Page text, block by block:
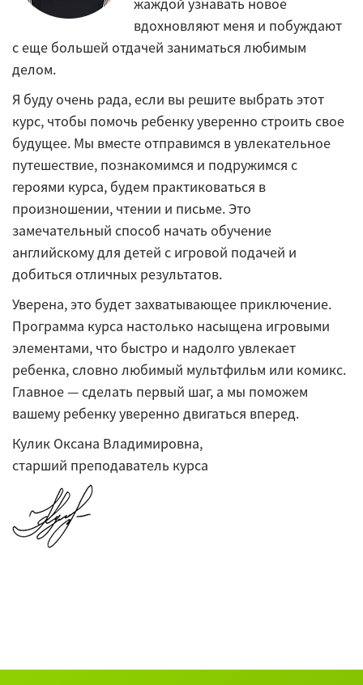
вдохновляют меня и побуждают
с еще большей отдачей заниматься любимым
делом.
Я буду очень рада, если вы решите выбрать этот
курс, чтобы помочь ребенку уверенно строить свое
будущее. Мы вместе отправимся в увлекательное
путешествие, познакомимся и подружимся с
героями курса, будем практиковаться в
произношении, чтении и письме. Это
замечательный способ начать обучение
английскому для детей с игровой подачей и
добиться отличных результатов.
Уверена, это будет захватывающее приключение.
Программа курса настолько насыщена игровыми
элементами, что быстро и надолго увлекает
ребенка, словно любимый мультфильм или комикс.
Главное — сделать первый шаг, а мы поможем
вашему ребенку уверенно двигаться вперед.
Кулик Оксана Владимировна,
старший преподаватель курса